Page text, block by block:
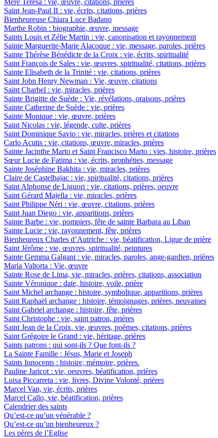
Mère Teresa : vie, œuvre, citations, prières
Saint Jean-Paul II : vie, écrits, citations, prières
Bienheureuse Chiara Luce Badano
Marthe Robin : biographie, œuvre, message
Saints Louis et Zélie Martin : vie, canonisation et rayonnement
Sainte Marguerite-Marie Alacoque : vie, message, paroles, prières
Sainte Thérèse Bénédicte de la Croix : vie, écrits, spiritualité
Saint François de Sales : vie, œuvres, spiritualité, citations, prières
Sainte Elisabeth de la Trinité : vie, citations, prières
Saint John Henry Newman : Vie, œuvre, citations
Saint Charbel : vie, miracles, prières
Sainte Brigitte de Suède : Vie, révélations, oraisons, prières
Sainte Catherine de Suède : vie, prières
Sainte Monique : vie, œuvre, prières
Saint Nicolas : vie, légende, culte, prières
Saint Dominique Savio : vie, miracles, prières et citations
Carlo Acutis : vie, citations, œuvre, miracles, prières
Sainte Jacinthe Marto et Saint Francisco Marto : vies, histoire, prières
Sœur Lucie de Fatima : vie, écrits, prophéties, message
Sainte Joséphine Bakhita : vie, miracles, prières
Claire de Castelbajac : vie, spiritualité, citations, prières
Saint Alphonse de Liguori : vie, citations, prières, oeuvre
Saint Gérard Majella : vie, miracles, prières
Saint Philippe Néri : vie, œuvre, citations, prières
Saint Juan Diego : vie, apparitions, prières
Sainte Barbe : vie, pompiers, fête de sainte Barbara au Liban
Sainte Lucie : vie, rayonnement, fête, prières
Bienheureux Charles d’Autriche : vie, béatification, Ligue de prière
Saint Jérôme : vie, œuvres, spiritualité, peintures
Sainte Gemma Galgani : vie, miracles, paroles, ange-gardien, prières
Maria Valtorta : Vie, œuvre
Sainte Rose de Lima, vie, miracles, prières, citations, association
Sainte Véronique : date, histoire, voile, prière
Saint Michel archange : histoire, symbolique, apparitions, prières
Saint Raphaël archange : histoire, témoignages, prières, neuvaines
Saint Gabriel archange : histoire, fête, prières
Saint Christophe : vie, saint patron, prières
Saint Jean de la Croix, vie, œuvres, poèmes, citations, prières
Saint Grégoire le Grand : vie, héritage, prières
Saints patrons : qui sont-ils ? Que font-ils ?
La Sainte Famille : Jésus, Marie et Joseph
Saints Innocents : histoire, mémoire, prières.
Pauline Jaricot : vie, oeuvres, béatification, prières
Luisa Piccarreta : vie, livres, Divine Volonté, prières
Marcel Van, vie, écrits, prières
Marcel Callo, vie, béatification, prières
Calendrier des saints
Qu’est-ce qu’un vénérable ?
Qu’est-ce qu’un bienheureux ?
Les pères de l’Eglise